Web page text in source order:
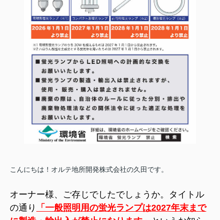
こんにちは！オルテ地所開発株式会社の久田です。
オーナー様、ご存じでしたでしょうか。タイトル
の通り
「一般照明用の蛍光ランプは2027年末まで